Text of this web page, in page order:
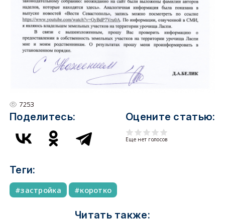
7253
Поделитесь: Оцените статью:
Еще нет голосов
Теги:
застройка коротко
Читать также: